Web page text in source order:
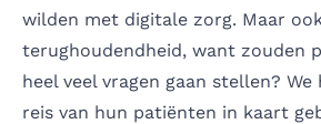
wilden met digitale zorg. Maar
terughoudendheid, want zouden
heel veel vragen gaan stellen?
reis van hun patiënten in kaart